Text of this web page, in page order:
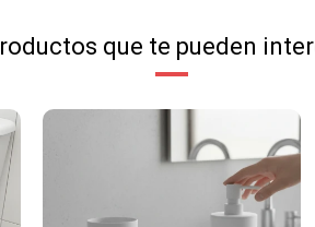
que te pueden